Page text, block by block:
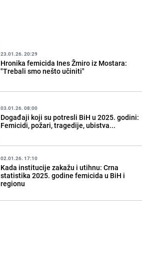
23.01.26. 20:29
Hronika femicida Ines Žmiro iz Mostara:
"Trebali smo nešto učiniti"
03.01.26. 08:00
Događaji koji su potresli BiH u 2025. godini:
Femicidi, požari, tragedije, ubistva...
02.01.26. 17:10
Kada institucije zakažu i utihnu: Crna
statistika 2025. godine femicida u BiH i
regionu